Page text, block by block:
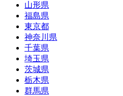
山形県
福島県
東京都
神奈川県
千葉県
埼玉県
茨城県
栃木県
群馬県